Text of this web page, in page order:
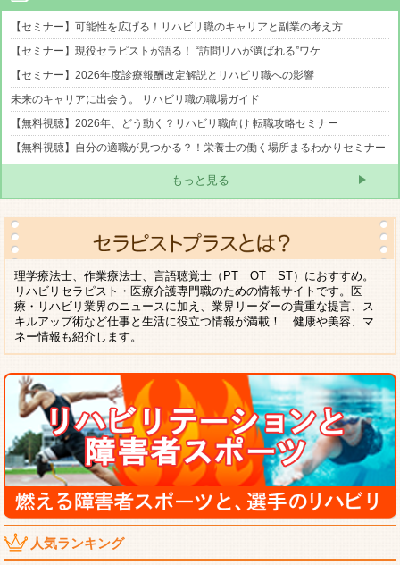
【セミナー】可能性を広げる！リハビリ職のキャリアと副業の考え方
【セミナー】現役セラピストが語る！ “訪問リハが選ばれる”ワケ
【セミナー】2026年度診療報酬改定解説とリハビリ職への影響
未来のキャリアに出会う。 リハビリ職の職場ガイド
【無料視聴】2026年、どう動く？リハビリ職向け 転職攻略セミナー
【無料視聴】自分の適職が見つかる？！栄養士の働く場所まるわかりセミナー
もっと見る
理学療法士、作業療法士、言語聴覚士（PT OT ST）におすすめ。
リハビリセラピスト・医療介護専門職のための情報サイトです。医
療・リハビリ業界のニュースに加え、業界リーダーの貴重な提言、ス
キルアップ術など仕事と生活に役立つ情報が満載！ 健康や美容、マ
ネー情報も紹介します。
人気ランキング